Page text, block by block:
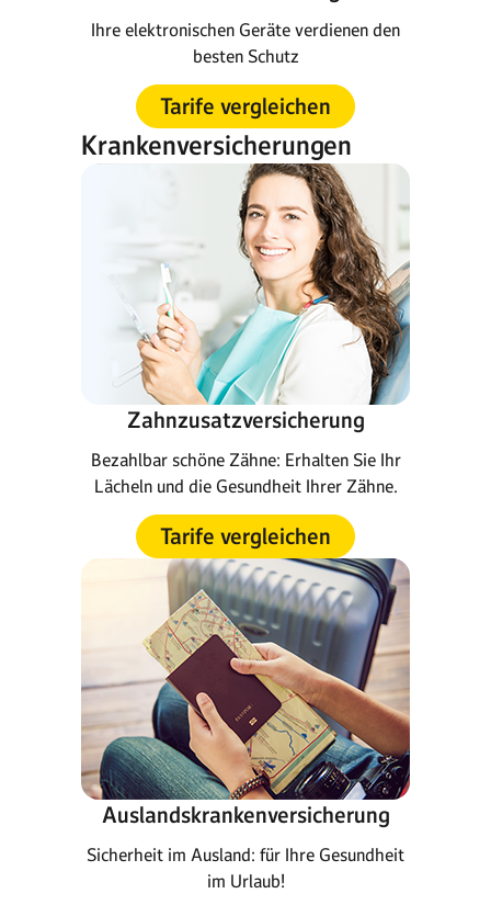
Ihre elektronischen Geräte verdienen den
besten Schutz
Tarife vergleichen
Krankenversicherungen
Zahnzusatzversicherung
Bezahlbar schöne Zähne: Erhalten Sie Ihr
Lächeln und die Gesundheit Ihrer Zähne.
Tarife vergleichen
Auslandskrankenversicherung
Sicherheit im Ausland: für Ihre Gesundheit
im Urlaub!